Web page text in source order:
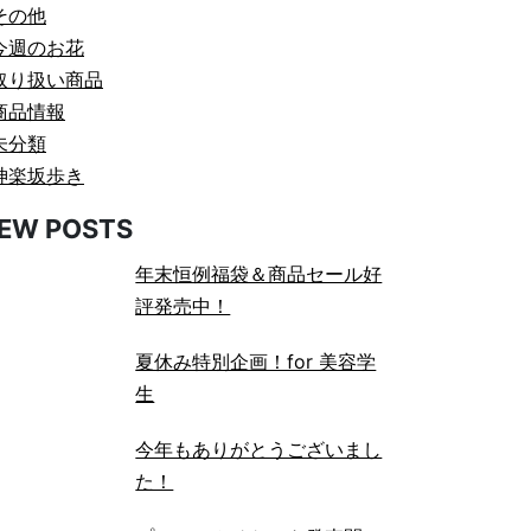
の他
週のお花
り扱い商品
品情報
分類
楽坂歩き
POSTS
年末恒例福袋＆商品セール好
評発売中！
夏休み特別企画！for 美容学
生
今年もありがとうございまし
た！